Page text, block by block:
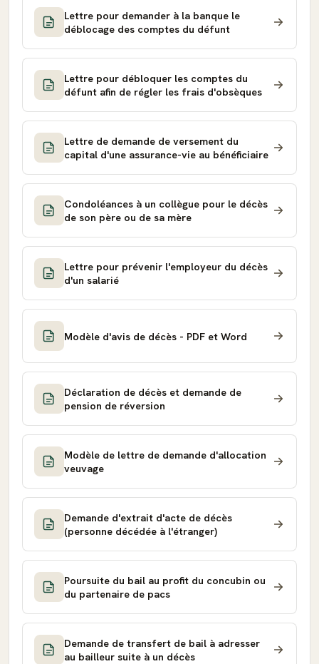
Lettre pour demander à la banque le
déblocage des comptes du défunt
Lettre pour débloquer les comptes du
défunt afin de régler les frais d'obsèques
Lettre de demande de versement du
capital d'une assurance-vie au bénéficiaire
Condoléances à un collègue pour le décès
de son père ou de sa mère
Lettre pour prévenir l'employeur du décès
d'un salarié
Modèle d'avis de décès - PDF et Word
Déclaration de décès et demande de
pension de réversion
Modèle de lettre de demande d'allocation
veuvage
Demande d'extrait d'acte de décès
(personne décédée à l'étranger)
Poursuite du bail au profit du concubin ou
du partenaire de pacs
Demande de transfert de bail à adresser
au bailleur suite à un décès